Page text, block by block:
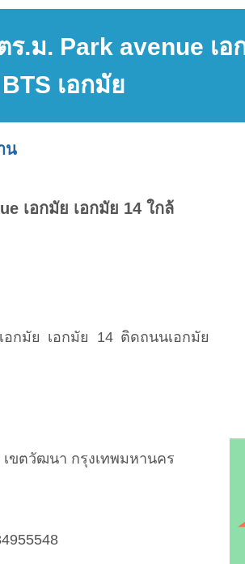
.ม. Park avenue เอ
BTS เอกมัย
น
เอกมัย เอกมัย 14 ใกล้
กมัย เอกมัย 14 ติดถนนเอกมัย
ขตวัฒนา กรุงเทพมหานคร